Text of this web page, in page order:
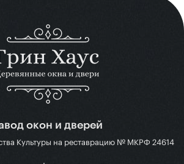
окон и дверей
Культуры на реставрацию № МКРФ 24614